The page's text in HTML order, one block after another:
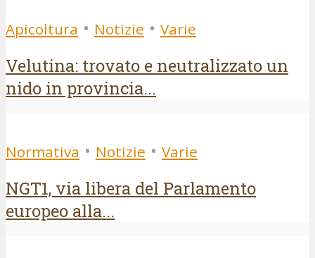
Apicoltura • Notizie • Varie
Velutina: trovato e neutralizzato un
nido in provincia...
Normativa • Notizie • Varie
NGT1, via libera del Parlamento
europeo alla...